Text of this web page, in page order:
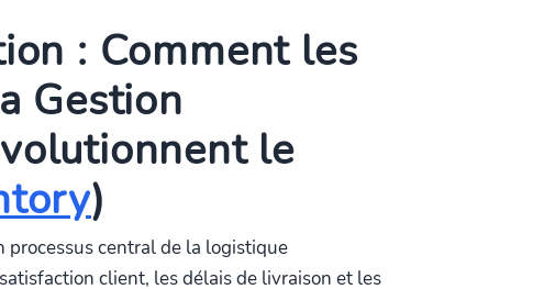
: Comment les
Gestion
le
)
processus central de la logistique
client, les délais de livraison et les